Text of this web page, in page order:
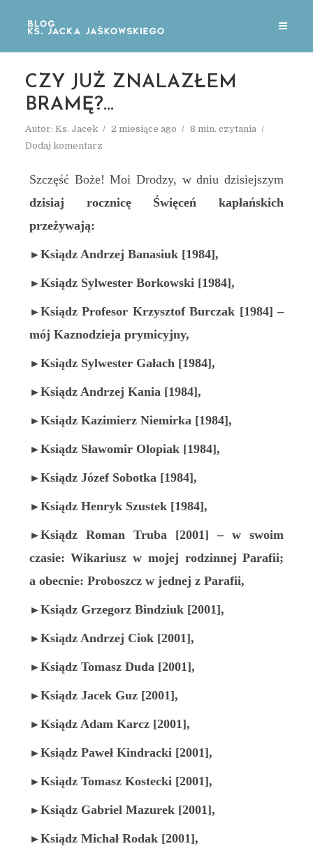
CZY JUŻ ZNALAZŁEM
BRAMĘ?…
Autor: Ks. Jacek 2 miesiące ago
8 min. czytania
Dodaj komentarz
Szczęść Boże! Moi Drodzy, w dniu dzisiejszym
dzisiaj
rocznicę Święceń kapłańskich
przeżywają:
►Ksiądz Andrzej Banasiuk [1984],
►Ksiądz Sylwester Borkowski [1984],
►Ksiądz Profesor Krzysztof Burczak [1984]–
mój Kaznodzieja prymicyjny,
►Ksiądz Sylwester Gałach [1984],
►Ksiądz Andrzej Kania [1984],
►Ksiądz Kazimierz Niemirka [1984],
►Ksiądz Sławomir Olopiak [1984],
►Ksiądz Józef Sobotka [1984],
►Ksiądz Henryk Szustek [1984],
►Ksiądz Roman Truba [2001]–w swoim
czasie: Wikariusz w mojej rodzinnej Parafii;
a obecnie: Proboszcz w jednej z Parafii,
►Ksiądz Grzegorz Bindziuk [2001],
►Ksiądz Andrzej Ciok [2001],
►Ksiądz Tomasz Duda [2001],
►Ksiądz Jacek Guz [2001],
►Ksiądz Adam Karcz [2001],
►Ksiądz Paweł Kindracki [2001],
►Ksiądz Tomasz Kostecki [2001],
►Ksiądz Gabriel Mazurek [2001],
►Ksiądz Michał Rodak [2001],